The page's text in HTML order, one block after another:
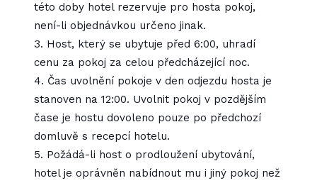
této doby hotel rezervuje pro hosta pokoj,
není-li objednávkou určeno jinak.
3. Host, který se ubytuje před 6:00, uhradí
cenu za pokoj za celou předcházející noc.
4. Čas uvolnění pokoje v den odjezdu hosta je
stanoven na 12:00. Uvolnit pokoj v pozdějším
čase je hostu dovoleno pouze po předchozí
domluvě s recepcí hotelu.
5. Požádá-li host o prodloužení ubytování,
hotel je oprávněn nabídnout mu i jiný pokoj než